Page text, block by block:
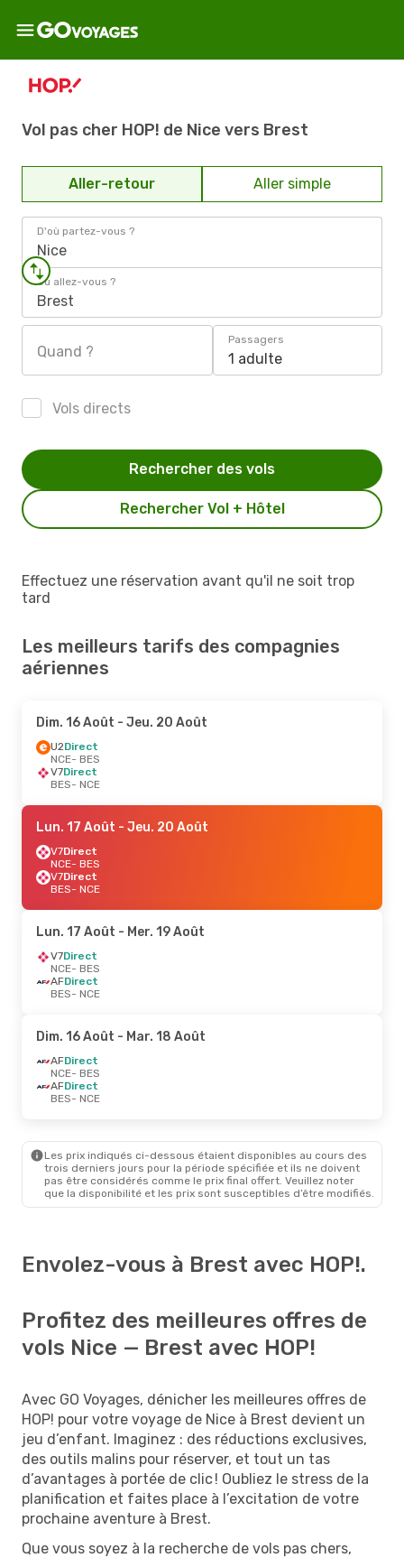
Vol pas cher HOP! de Nice vers Brest
Aller-retour Aller simple
D'où partez-vous ?
Nice
Où allez-vous ?
Brest
Quand ?
Passagers
1 adulte
Vols directs
Rechercher Vol + Hôtel
Rechercher des vols
Effectuez une réservation avant qu'il ne soit trop
tard
Les meilleurs tarifs des compagnies
aériennes
Dim. 16 Août - Jeu. 20 Août
U2Direct
NCE- BES
V7Direct
BES- NCE
Lun. 17 Août - Jeu. 20 Août
V7Direct
NCE- BES
V7Direct
BES- NCE
Lun. 17 Août - Mer. 19 Août
V7Direct
NCE- BES
AFDirect
BES- NCE
Dim. 16 Août - Mar. 18 Août
AFDirect
NCE- BES
AFDirect
BES- NCE
Les prix indiqués ci-dessous étaient disponibles au cours des
trois derniers jours pour la période spécifiée et ils ne doivent
pas être considérés comme le prix final offert. Veuillez noter
que la disponibilité et les prix sont susceptibles d’être modifiés.
Envolez-vous à Brest avec HOP!.
Profitez des meilleures offres de
vols Nice — Brest avec HOP!
Avec GO Voyages, dénicher les meilleures offres de
HOP! pour votre voyage de Nice à Brest devient un
jeu d’enfant. Imaginez : des réductions exclusives,
des outils malins pour réserver, et tout un tas
d’avantages à portée de clic ! Oubliez le stress de la
planification et faites place à l’excitation de votre
prochaine aventure à Brest.
Que vous soyez à la recherche de vols pas chers,